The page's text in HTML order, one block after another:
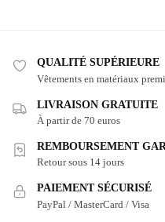
QUALITÉ SUPÉRIEURE
Vêtements en matériaux
LIVRAISON GRATUITE
À partir de 70 euros
REMBOURSEMENT
Retour sous 14 jours
PAIEMENT SÉCURISÉ
PayPal / MasterCard / Visa